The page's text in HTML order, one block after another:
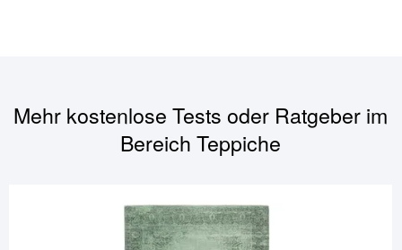
Mehr kostenlose Tests oder Ratgeber im
BereichTeppiche